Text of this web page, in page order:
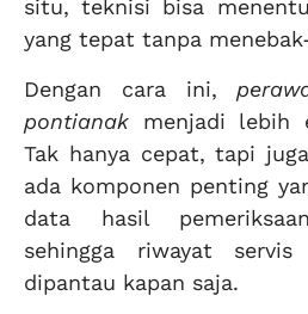
situ, teknisi bisa
yang tepat tanpa
Dengan cara ini,
pontianak menjadi lebih
Tak hanya cepat, tapi
ada komponen penting
data hasil
sehingga riwayat
dipantau kapan saja.